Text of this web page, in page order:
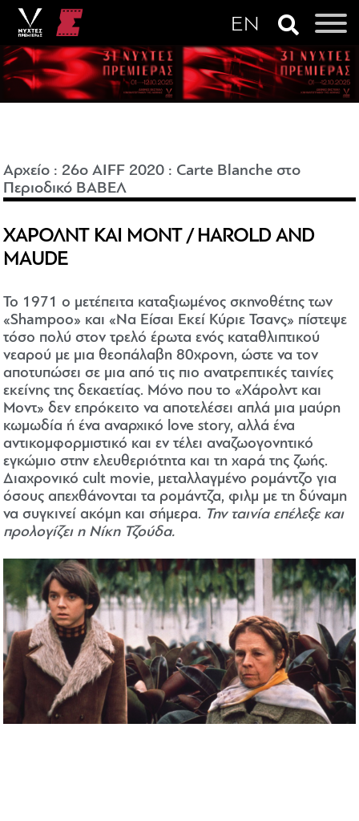
Αρχείο :26o AIFF 2020 : Carte Blanche στο
Περιοδικό ΒΑΒΕΛ
ΧΑΡΟΛΝΤ ΚΑΙ ΜΟΝΤ / HAROLD AND
MAUDE
Το 1971 ο μετέπειτα καταξιωμένος σκηνοθέτης των
«Shampoo» και «Να Είσαι Εκεί Κύριε Τσανς» πίστεψε
τόσο πολύ στον τρελό έρωτα ενός καταθλιπτικού
νεαρού με μια θεοπάλαβη 80χρονη, ώστε να τον
αποτυπώσει σε μια από τις πιο ανατρεπτικές ταινίες
εκείνης της δεκαετίας. Μόνο που το «Χάρολντ και
Μοντ» δεν επρόκειτο να αποτελέσει απλά μια μαύρη
κωμωδία ή ένα αναρχικό love story, αλλά ένα
αντικομφορμιστικό και εν τέλει αναζωογονητικό
εγκώμιο στην ελευθεριότητα και τη χαρά της ζωής.
Διαχρονικό cult movie, μεταλλαγμένο ρομάντζο για
όσους απεχθάνονται τα ρομάντζα, φιλμ με τη δύναμη
να συγκινεί ακόμη και σήμερα. Την ταινία επέλεξε και
προλογίζει η Νίκη Τζούδα.